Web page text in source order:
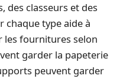
des classeurs et des
chaque type aide à
fournitures selon
garder la papeterie
peuvent garder